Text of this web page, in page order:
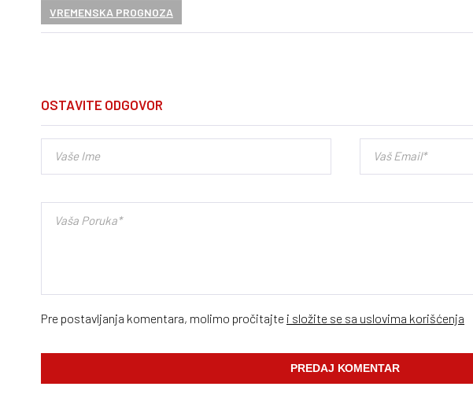
VREMENSKA PROGNOZA
OSTAVITE ODGOVOR
Pre postavljanja komentara, molimo pročitajte i složite se sa uslovima korišćenja